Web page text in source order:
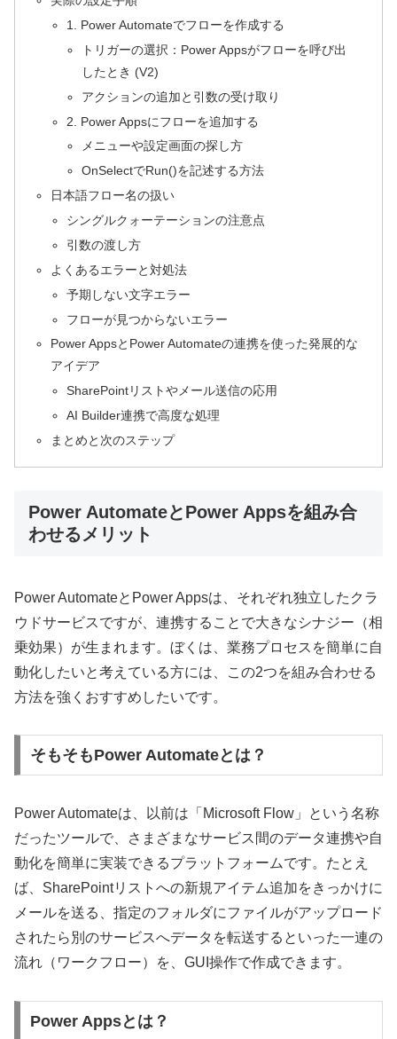
1. Power Automateでフローを作成する
トリガーの選択：Power Appsがフローを呼び出
したとき (V2)
アクションの追加と引数の受け取り
2. Power Appsにフローを追加する
メニューや設定画面の探し方
OnSelectでRun()を記述する方法
日本語フロー名の扱い
シングルクォーテーションの注意点
引数の渡し方
よくあるエラーと対処法
予期しない文字エラー
フローが見つからないエラー
Power AppsとPower Automateの連携を使った発展的な
アイデア
SharePointリストやメール送信の応用
AI Builder連携で高度な処理
まとめと次のステップ
Power AutomateとPower Appsを組み合
わせるメリット
Power AutomateとPower Appsは、それぞれ独立したクラ
ウドサービスですが、連携することで大きなシナジー（相
乗効果）が生まれます。ぼくは、業務プロセスを簡単に自
動化したいと考えている方には、この2つを組み合わせる
方法を強くおすすめしたいです。
そもそもPower Automateとは？
Power Automateは、以前は「Microsoft Flow」という名称
だったツールで、さまざまなサービス間のデータ連携や自
動化を簡単に実装できるプラットフォームです。たとえ
ば、SharePointリストへの新規アイテム追加をきっかけに
メールを送る、指定のフォルダにファイルがアップロード
されたら別のサービスへデータを転送するといった一連の
流れ（ワークフロー）を、GUI操作で作成できます。
Power Appsとは？